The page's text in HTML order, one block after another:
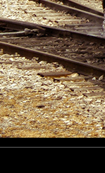
fontaine...
Nom
E-mail
Site